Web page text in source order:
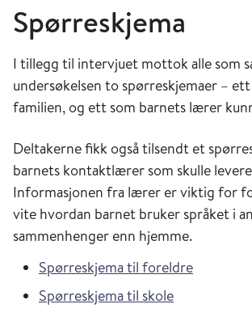
Spørreskjema
I tillegg til intervjuet mottok alle som
undersøkelsen to spørreskjemaer –
familien, og ett som barnets lærer
Deltakerne fikk også tilsendt et
barnets kontaktlærer som skulle
Informasjonen fra lærer er viktig for
vite hvordan barnet bruker språket i
sammenhenger enn hjemme.
Spørreskjema til foreldre
Spørreskjema til skole